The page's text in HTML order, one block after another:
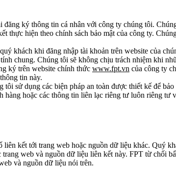
ký thông tin cá nhân với công ty chúng tôi.
thực hiện theo chính sách bảo mật của công ty.
khách khi đăng nhập tài khoản trên website của
chung. Chúng tôi sẽ không chịu trách nhiệm khi
ký trên website chính thức www.fpt.vn của công ty
tin này.
sử dụng các biện pháp an toàn được thiết kế để
hoặc các thông tin liên lạc riêng tư luôn riêng tư
kết tới trang web hoặc nguồn dữ liệu khác. Quý
web và nguồn dữ liệu liên kết này. FPT từ chối
và nguồn dữ liệu nói trên.